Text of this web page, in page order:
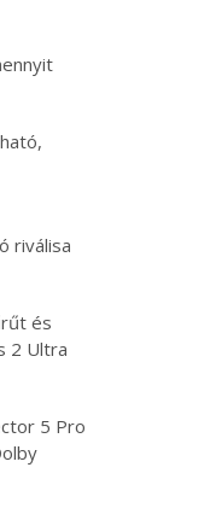
riválisa
és
2 Ultra
5 Pro